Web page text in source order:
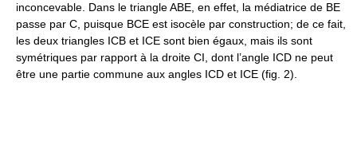
inconcevable. Dans le triangle ABE, en effet, la médiatrice de BE
passe par C, puisque BCE est isocèle par construction; de ce fait,
les deux triangles ICB et ICE sont bien égaux, mais ils sont
symétriques par rapport à la droite CI, dont l’angle ICD ne peut
être une partie commune aux angles ICD et ICE (fig. 2).